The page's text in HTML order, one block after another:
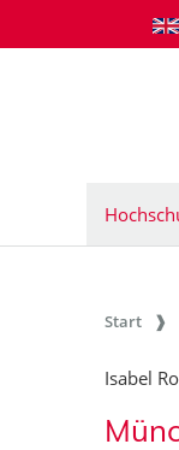
zum Inhalt springen
Start
Isabel